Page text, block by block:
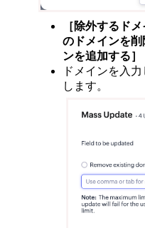
［除外するドメ
のドメインを削
ンを追加する］
ドメインを入力
します。